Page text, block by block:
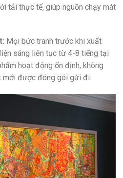
tải thực tế, giúp nguồn chạy mát
Mọi bức tranh trước khi xuất
sáng liên tục từ 4-8 tiếng tại
hoạt động ổn định, không
mới được đóng gói gửi đi.